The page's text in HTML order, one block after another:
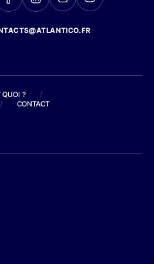
QUOI ?
/
/ CONTACT